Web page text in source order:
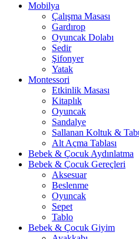
Mobilya
Çalışma Masası
Gardırop
⁠Oyuncak Dolabı
Sedir
Şifonyer
Yatak
Montessori
Etkinlik Masası
Kitaplık
Oyuncak
Sandalye
Sallanan Koltuk &
Alt Açma Tablası
Bebek & Çocuk Aydınlatma
Bebek & Çocuk Gereçleri
Aksesuar
Beslenme
Oyuncak
Sepet
Tablo
Bebek & Çocuk Giyim